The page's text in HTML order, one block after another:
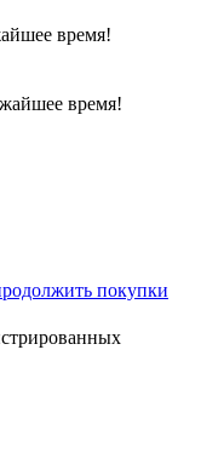
время!
время!
покупки